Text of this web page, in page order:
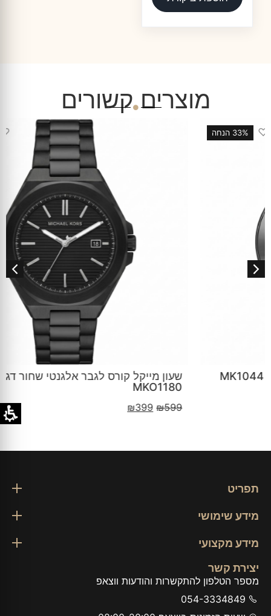
מוצרים קשורים
33% הנחה ♡
שעון מייקל קורס לגבר אלגנטי שחור דגם
תפריט
מידע שימושי
מידע מקצועי
יצירת קשר
מספר הטלפון להתקשרות והודעות ווצאפ
054-3334849